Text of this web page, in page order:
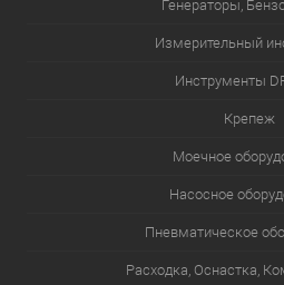
Генераторы,
Измерительный
Инструменты
Крепеж
Моечное
Насосное
Пневматическое
Расходка, Оснастка,